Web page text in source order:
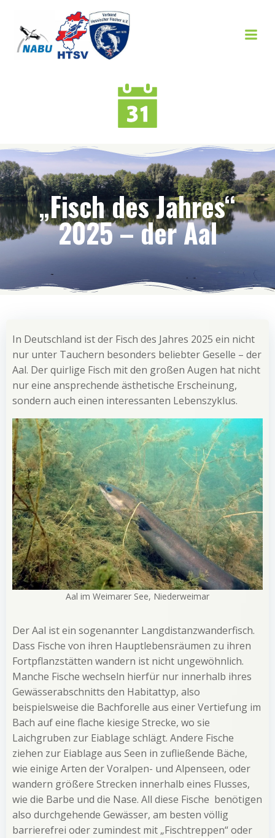
„Fisch des Jahres“
2025 – der Aal
In Deutschland ist der Fisch des Jahres 2025 ein nicht
nur unter Tauchern besonders beliebter Geselle – der
Aal. Der quirlige Fisch mit den großen Augen hat nicht
nur eine ansprechende ästhetische Erscheinung,
sondern auch einen interessanten Lebenszyklus.
Aal im Weimarer See, Niederweimar
Der Aal ist ein sogenannter Langdistanzwanderfisch.
Dass Fische von ihren Hauptlebensräumen zu ihren
Fortpflanzstätten wandern ist nicht ungewöhnlich.
Manche Fische wechseln hierfür nur innerhalb ihres
Gewässerabschnitts den Habitattyp, also
beispielsweise die Bachforelle aus einer Vertiefung im
Bach auf eine flache kiesige Strecke, wo sie
Laichgruben zur Eiablage schlägt. Andere Fische
ziehen zur Eiablage aus Seen in zufließende Bäche,
wie einige Arten der Voralpen- und Alpenseen, oder
wandern größere Strecken innerhalb eines Flusses,
wie die Barbe und die Nase. All diese Fische benötigen
also durchgehende Gewässer, am besten völlig
barrierefrei oder zumindest mit „Fischtreppen“ oder